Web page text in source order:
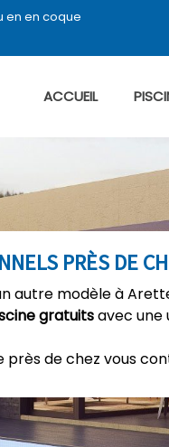
en en coque
ACCUEIL
PRÈS DE
autre modèle à
gratuitsavec une
de chez vous